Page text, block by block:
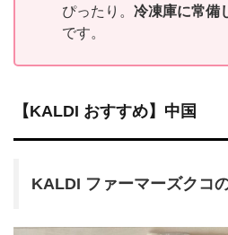
ぴったり。 冷凍庫に常備
です。
【KALDI おすすめ】中国
KALDI ファーマーズクコ